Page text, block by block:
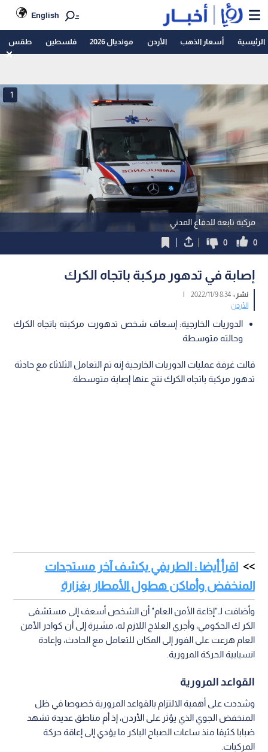
English
الرئيسية أسعار الذهب الأردن مونديال 2026 فلسطين طقس
مركبة تابعة للدفاع المدني
1
0
0
إصابة في تدهور مركبة باتجاه الكرك
نشر :8:34 2022/11/9
|
الأردن
الدوريات الخارجية: إسعاف شخص تدهورت مركبته باتجاه الكرك
وحالته متوسطة
قالت غرفة عمليات الدوريات الخارجية إنه تم التعامل الثلاثاء مع حادثة
تدهور مركبة باتجاه الكرك نتج عنها إصابة متوسطة.
اقرأ أيضا : الطريفي يكشف آخر مستجدات
المنخفض وأماكن هطول الأمطار بغزارة
وأضافت لـ"إذاعة الأمن العام" أن الشخص أسعف إلى مستشفى
الكر ك الحكومي، وأجري العلاج اللازم له، مشيرة إلى أن كوادر الأمن
العام هرعت على الفور إلى المكان للتعامل مع الحادث، وإعادة
انسيابية الحركة المرورية.
القواعد المرورية
وشددت على أهمية الالتزام بالقواعد المرورية خصوصا في ظل
المنخفض الجوي الذي يؤثر على الأردن، إذ أم مناطق عديدة تشهد
ضبابا كثيفا منذ ساعات الصباح الباكر ما يؤدي إلى إعاقة حركة
المركبات.